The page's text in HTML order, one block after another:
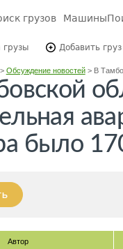
грузов Машины
грузы Добавить груз
Обсуждение новостей> В
было
Автор